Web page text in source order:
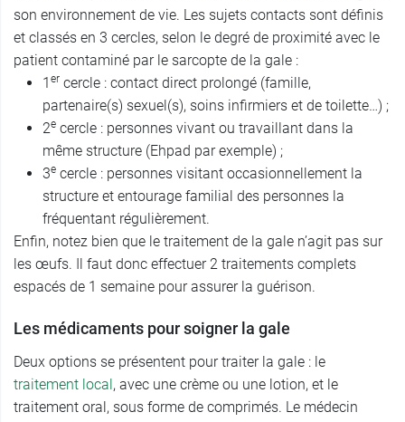
son environnement de vie. Les sujets contacts sont définis
et classés en 3 cercles, selon le degré de proximité avec le
patient contaminé par le sarcopte de la gale :
1 er cercle : contact direct prolongé (famille,
partenaire(s) sexuel(s), soins infirmiers et de toilette…) ;
2e cercle : personnes vivant ou travaillant dans la
même structure (Ehpad par exemple) ;
3e cercle : personnes visitant occasionnellement la
structure et entourage familial des personnes la
fréquentant régulièrement.
Enfin, notez bien que le traitement de la gale n’agit pas sur
les œufs. Il faut donc effectuer 2 traitements complets
espacés de 1 semaine pour assurer la guérison.
Les médicaments pour soigner la gale
Deux options se présentent pour traiter la gale : le
traitement local, avec une crème ou une lotion, et le
traitement oral, sous forme de comprimés. Le médecin